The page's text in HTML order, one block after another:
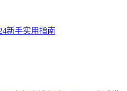
新手实用指南